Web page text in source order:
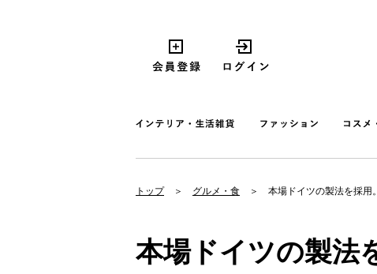
トップ グルメ・食 本場ドイツの製法を採用
本場ドイツの製法